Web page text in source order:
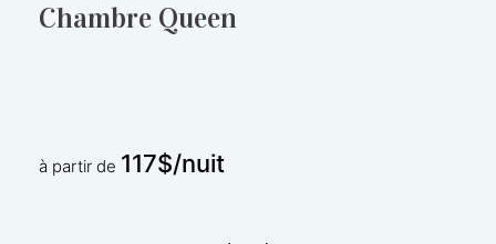
Chambre Queen
à partir de 117$/nuit